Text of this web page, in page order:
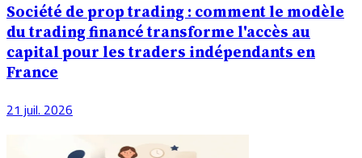
Société de prop trading : comment le modèle
du trading financé transforme l'accès au
capital pour les traders indépendants en
France
21 juil. 2026